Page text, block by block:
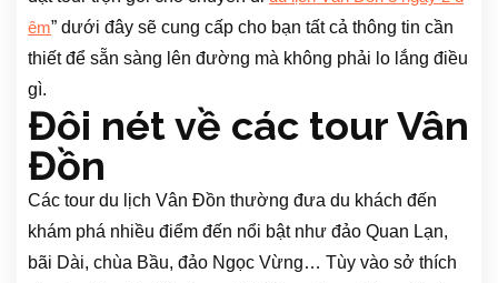
êm” dưới đây sẽ cung cấp cho bạn tất cả thông tin cần
thiết để sẵn sàng lên đường mà không phải lo lắng điều
gì.
Đôi nét về các tour Vân
Đồn
Các tour du lịch Vân Đồn thường đưa du khách đến
khám phá nhiều điểm đến nổi bật như đảo Quan Lạn,
bãi Dài, chùa Bầu, đảo Ngọc Vừng… Tùy vào sở thích